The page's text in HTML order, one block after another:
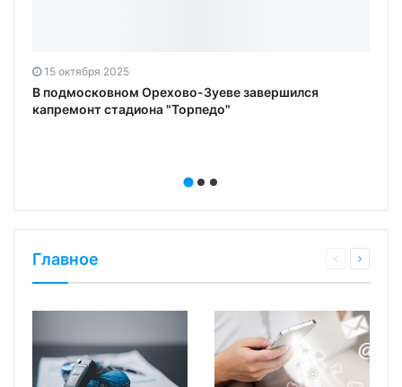
15 октября 2025
В подмосковном Орехово-Зуеве завершился
капремонт стадиона "Торпедо"
Главное